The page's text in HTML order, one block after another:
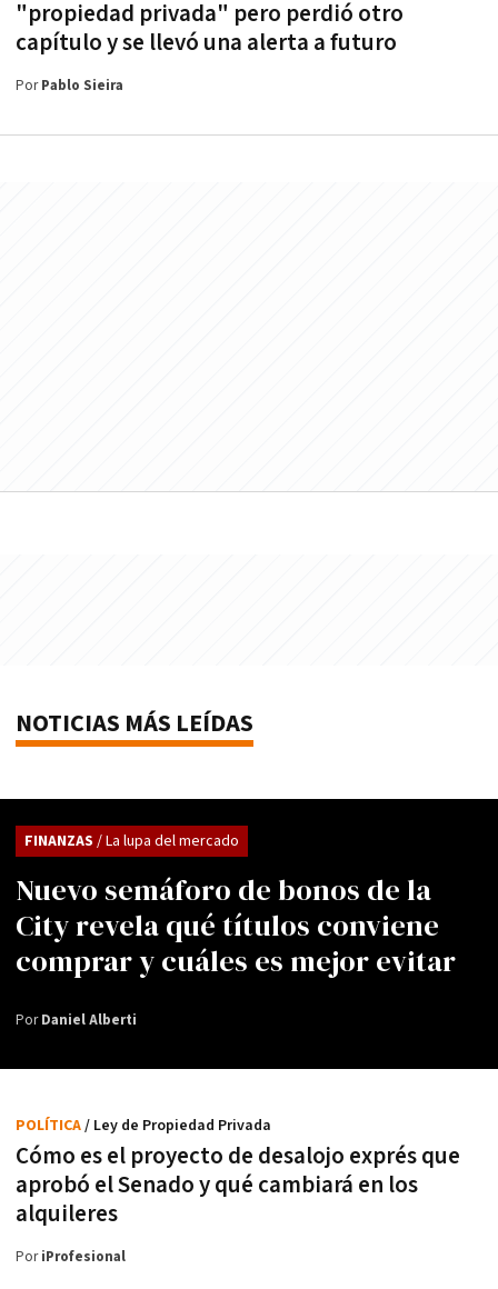
"propiedad privada" pero perdió otro
capítulo y se llevó una alerta a futuro
PorPablo Sieira
NOTICIAS MÁS LEÍDAS
Nuevo semáforo de bonos de la
City revela qué títulos conviene
comprar y cuáles es mejor evitar
FINANZAS / La lupa del mercado
PorDaniel Alberti
Cómo es el proyecto de desalojo exprés que
aprobó el Senado y qué cambiará en los
alquileres
POLÍTICA/ Ley de Propiedad Privada
PoriProfesional